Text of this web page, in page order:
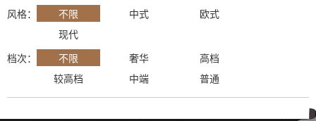
风格： 不限 中式
欧式
现代
档次： 不限 奢华
高档
较高档
中端 普通